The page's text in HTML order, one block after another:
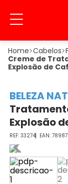
Cabelos
Creme de
Explosão de
BELEZA
Explosão
33274